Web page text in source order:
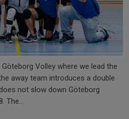
Volley where we lead the
away team introduces a double
not slow down Göteborg
The...